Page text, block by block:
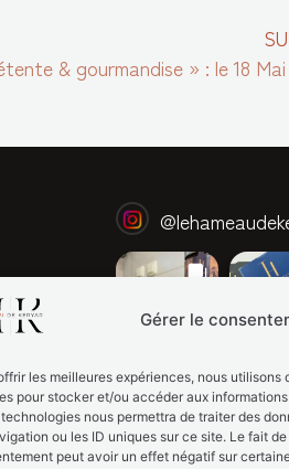
Gérer le
les meilleures expériences, nous
pour stocker et/ou accéder aux
nous permettra de traiter des
ou les ID uniques sur ce site. Le fait
peut avoir un effet négatif sur
& gourmandise » : le 18 Mai
@